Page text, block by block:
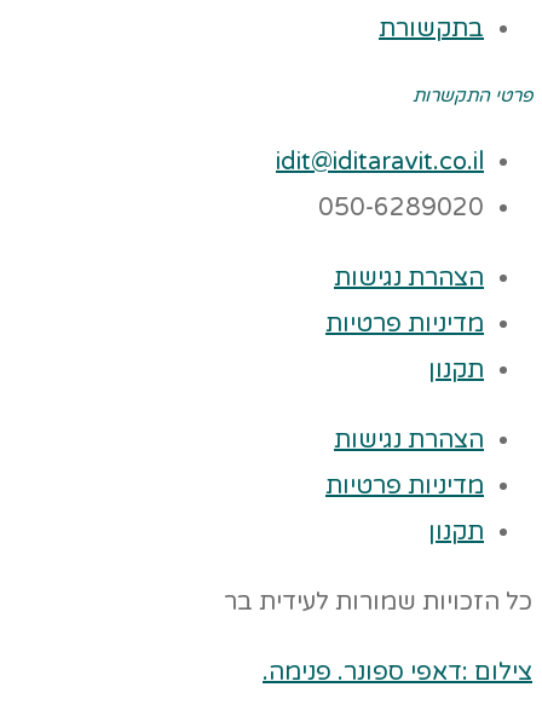
בתקשורת
פרטי התקשרות
idit@iditaravit.co.il
050-6289020
הצהרת נגישות
מדיניות פרטיות
תקנון
הצהרת נגישות
מדיניות פרטיות
תקנון
כל הזכויות שמורות לעידית בר
צילום :דאפי ספונר. פנימה.